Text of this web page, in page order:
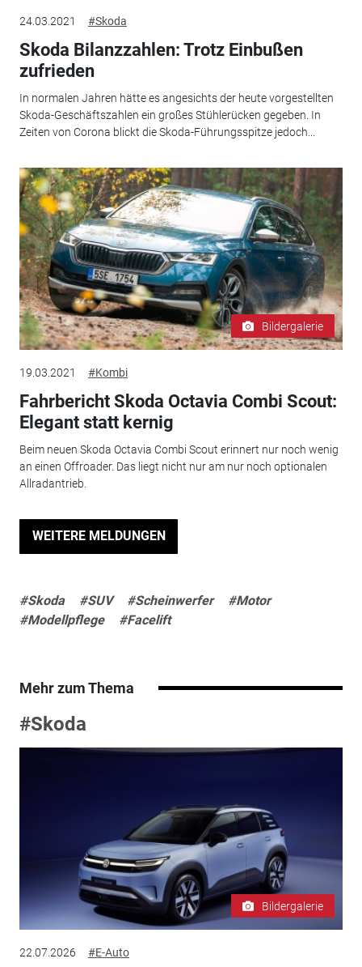
24.03.2021 #Skoda
Skoda Bilanzzahlen: Trotz Einbußen
zufrieden
In normalen Jahren hätte es angesichts der heute vorgestellten
Skoda-Geschäftszahlen ein großes Stühlerücken gegeben. In
Zeiten von Corona blickt die Skoda-Führungsspitze jedoch...
Bildergalerie
19.03.2021 #Kombi
Fahrbericht Skoda Octavia Combi Scout:
Elegant statt kernig
Beim neuen Skoda Octavia Combi Scout erinnert nur noch wenig
an einen Offroader. Das liegt nicht nur am nur noch optionalen
Allradantrieb.
WEITERE MELDUNGEN
#Skoda #SUV #Scheinwerfer
#Motor
#Modellpflege
#Facelift
Mehr zum Thema
#Skoda
Bildergalerie
22.07.2026 #E-Auto